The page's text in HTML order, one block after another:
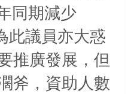
同期減少
議員亦大惑
推廣發展，但
斧，資助人數